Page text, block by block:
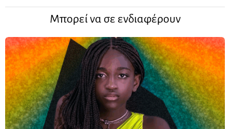
Μπορεί να σε ενδιαφέρουν